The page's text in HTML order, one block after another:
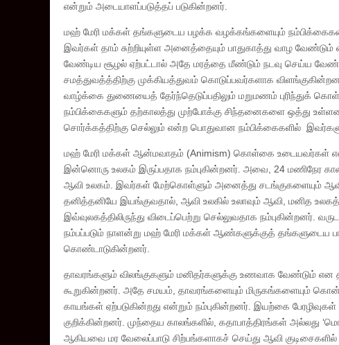
என்றும் அடையாளப்படுத்தப் படுகின்றனர்.
மஹ் மேரி மக்கள் தங்களுடைய பழக்க வழக்கங்களையும்
இவர்கள் தாம் சுற்றியுள்ள அனைத்தையும் பாதுகாத்து வாழ
வேண்டிய சூழல் ஏற்பட்டால் அதே மரத்தை மீண்டும் நடவு செய்ய
சமத்துவத்த்திற்கு முக்கியத்துவம் கொடுப்பவர்களாக
வாழ்க்கை துணையைத் தேர்ந்தெடுப்பதிலும் மறுமணம் புரிந்துக்
நம்பிக்கைகளும் தற்காலத்து முற்போக்கு சிந்தனைகளை ஒத்து உள்ளன
சொர்க்கத்திற்கு செல்லும் என்ற பொதுவான நம்பிக்கைகளில்
மஹ் மேரி மக்கள் ஆன்மவாதம் (Animism) கொள்கை உடையவர்கள்
இன்னொரு உலகம் இருப்பதாக நம்புகின்றனர். அவை, 24
ஆவி உலகம். இவர்கள் மேற்கொள்ளும் அனைத்து சடங்குகளையும் ஆவி
தனித்தனியே இயங்குவதால், ஆவி உலகில் உலாவும் ஆவி, மனித
இவ்வுலகத்திலிருந்து விடைப்பெற்று செல்லுவதாக நம்புகின்றனர்.
நம்பப்படும் நாளன்று மஹ் மேரி மக்கள் ஆண்களுக்குத் தங்களுடைய
கொண்டாடுகின்றனர்.
தாவரங்களும் விலங்குகளும் மனிதர்களுக்கு உணவாக வேண்டும்
கூறுகின்றனர். அதே சமயம், தாவரங்களையும் மிருகங்களையும்
காயங்கள் ஏற்படுகின்றது என்றும் நம்புகின்றனர். இயற்கை
குறிக்கின்றனர். முந்தைய காலங்களில், கதாபாத்திரங்கள் அல்லது
ஆகியவை மர வேலைப்பாடு சிற்பங்களாகச் செய்து ஆவி குடிசைகளில்